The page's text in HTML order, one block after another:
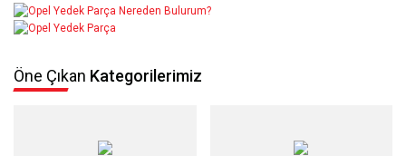
Öne Çıkan Kategorilerimiz